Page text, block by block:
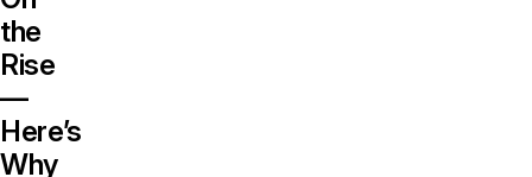
the
Rise
—
Here’s
Why